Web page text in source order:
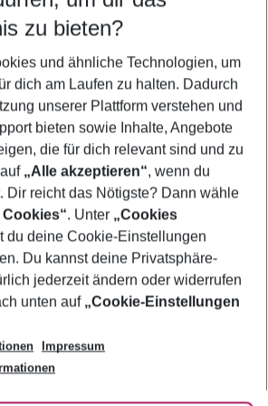
5-8 Nächte
Keine Kinder
Filter anzeigen
ändern
zu bieten?
und ähnliche Technologien, um
dich am Laufen zu halten. Dadurch
unserer Plattform verstehen und
bieten sowie Inhalte, Angebote
die für dich relevant sind und zu
„Alle akzeptieren“, wenn du
Dir reicht das Nötigste? Dann wähle
. Unter „Cookies
du deine Cookie-Einstellungen
Du kannst deine Privatsphäre-
jederzeit ändern oder widerrufen
unten auf „Cookie-Einstellungen
Impressum